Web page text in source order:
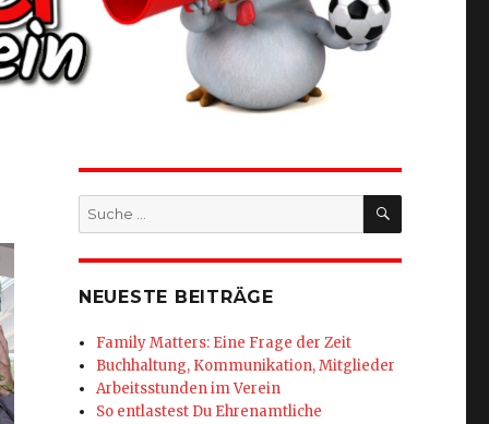
Suche
nach:
SUCHEN
NEUESTE BEITRÄGE
Family Matters: Eine Frage der Zeit
Buchhaltung, Kommunikation, Mitglieder
Arbeitsstunden im Verein
So entlastest Du Ehrenamtliche